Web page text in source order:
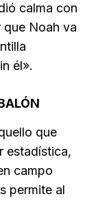
calma con
Noah va
él».
que
estadística,
campo
permite al